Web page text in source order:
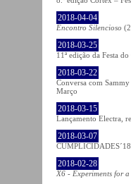
2018-04-04
Encontro Silencioso
2018-03-25
11ª edição da Festa
2018-03-22
Conversa com
Março
2018-03-15
Lançamento Electra,
2018-03-07
2018-02-28
X6 - Experiments for